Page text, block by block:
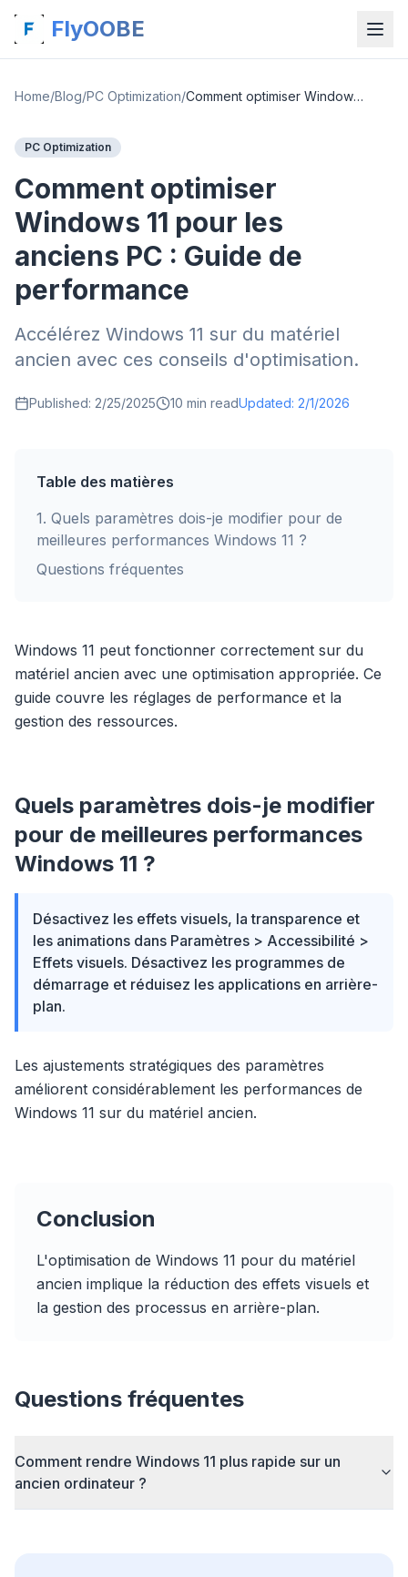
FlyOOBE
Home/Blog/PC Optimization/ Comment optimiser Windows 11 pour les anciens PC : Guide de performance
PC Optimization
Comment optimiser
Windows 11 pour les
anciens PC : Guide de
performance
Accélérez Windows 11 sur du matériel
ancien avec ces conseils d'optimisation.
Published: 2/25/2025 10 min readUpdated: 2/1/2026
Table des matières
1. Quels paramètres dois-je modifier pour de
meilleures performances Windows 11 ?
Questions fréquentes
Windows 11 peut fonctionner correctement sur du
matériel ancien avec une optimisation appropriée. Ce
guide couvre les réglages de performance et la
gestion des ressources.
Quels paramètres dois-je modifier
pour de meilleures performances
Windows 11 ?
Désactivez les effets visuels, la transparence et
les animations dans Paramètres > Accessibilité >
Effets visuels. Désactivez les programmes de
démarrage et réduisez les applications en arrière-
plan.
Les ajustements stratégiques des paramètres
améliorent considérablement les performances de
Windows 11 sur du matériel ancien.
Conclusion
L'optimisation de Windows 11 pour du matériel
ancien implique la réduction des effets visuels et
la gestion des processus en arrière-plan.
Questions fréquentes
Comment rendre Windows 11 plus rapide sur un
ancien ordinateur ?
flyoobe
Jusqu'à 3× plus rapide
Le prefetch intelligent et les règles de cache
réduisent les temps de chargement.